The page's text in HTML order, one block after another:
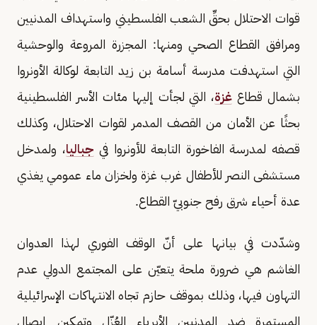
قوات الاحتلال بحقِّ الشعب الفلسطيني واستهداف المدنيين
ومرافق القطاع الصحي ومنها: المجزرة المروعة والوحشية
التي استهدفت مدرسة أسامة بن زيد التابعة لوكالة الأونروا
بشمال قطاع غزة، التي لجأت إليها مئات الأسر الفلسطينية
بحثًا عن الأمان من القصف المدمر لقوات الاحتلال، وكذلك
قصفه لمدرسة الفاخورة التابعة للأونروا في جباليا، ولمدخل
مستشفى النصر للأطفال غرب غزة ولخزان ماء عمومي يغذي
عدة أحياء شرق رفح جنوبيّ القطاع.
وشدّدت في بيانها على أنّ الوقف الفوري لهذا العدوان
الغاشم هي ضرورة ملحة يتعيّن على المجتمع الدولي عدم
التهاون فيها، وذلك بموقف حازم تجاه الانتهاكات الإسرائيلية
المستمرة ضد المدنيين الأبرياء العُزّل وتمكين إيصال